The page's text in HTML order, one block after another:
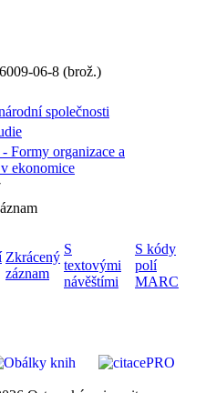
06-8 (brož.)
společnosti
Formy organizace a
ekonomice
Zkrácený
záznam
S
textovými
návěštími
S kódy
polí
MARC